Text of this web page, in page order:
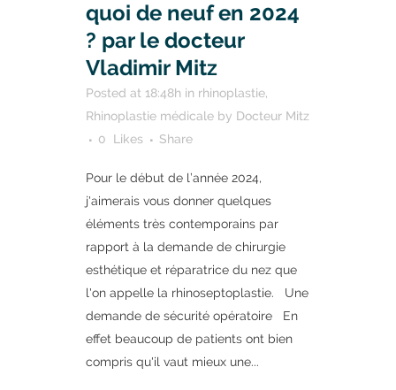
quoi de neuf en 2024
? par le docteur
Vladimir Mitz
Posted at 18:48h in rhinoplastie,
Rhinoplastie médicale by Docteur Mitz
0
Likes Share
Pour le début de l’année 2024,
j'aimerais vous donner quelques
éléments très contemporains par
rapport à la demande de chirurgie
esthétique et réparatrice du nez que
l'on appelle la rhinoseptoplastie. Une
demande de sécurité opératoire En
effet beaucoup de patients ont bien
compris qu'il vaut mieux une...